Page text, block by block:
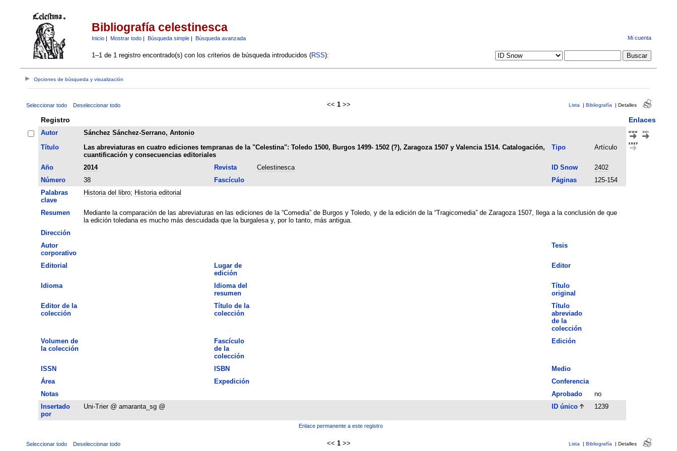
Bibliografía celestinesca
Inicio| Mostrar todo| Búsqueda simple| Búsqueda avanzada Mi cuenta
1–1 de 1 registro encontrado(s) con los criterios de búsqueda introducidos (RSS):
Opciones de búsqueda y visualización
Seleccionar todo Deseleccionar todo << 1 >> Lista | Bibliografía | Detalles
Registro Enlaces
Autor
Sánchez Sánchez-Serrano, Antonio
Título
Las abreviaturas en cuatro ediciones tempranas de la "Celestina": Toledo 1500, Burgos 1499- 1502 (?), Zaragoza 1507 y Valencia 1514. Catalogación,
cuantificación y consecuencias editoriales
Tipo Artículo
Año 2014 Revista Celestinesca ID Snow
2402
Número
38 Fascículo Páginas
125-154
Palabras
clave
Historia del libro; Historia editorial
Resumen
Mediante la comparación de las abreviaturas en las ediciones de la “Comedia” de Burgos y Toledo, y de la edición de la “Tragicomedia” de Zaragoza 1507, llega a la conclusión de que
la edición toledana es mucho más descuidada que la burgalesa y, por lo tanto, más antigua.
Dirección
Autor
corporativo
Tesis
Editorial
Lugar de
edición
Editor
Idioma
Idioma del
resumen
Título
original
Editor de la
colección
Título de la
colección
Título
abreviado
de la
colección
Volumen de
la colección
Fascículo
de la
colección
Edición
ISSN ISBN
Medio
Área
Expedición
Conferencia
Notas
Aprobado
no
Insertado
por
Uni-Trier @ amaranta_sg @ ID único 1239
Enlace permanente a este registro
Seleccionar todo Deseleccionar todo << 1 >> Lista | Bibliografía | Detalles